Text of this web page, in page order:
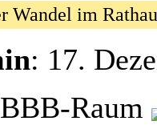
Wandel im
: 17.
Raum